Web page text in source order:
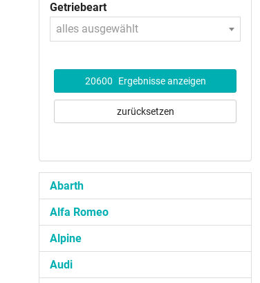
Getriebeart
alles ausgewählt
20600 Ergebnisse anzeigen
zurücksetzen
Abarth
Alfa Romeo
Alpine
Audi